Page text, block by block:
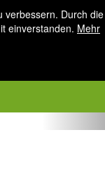
verbessern. Durch die
einverstanden. Mehr